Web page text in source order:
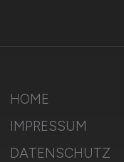
HOME
IMPRESSUM
DATENSCHUTZ